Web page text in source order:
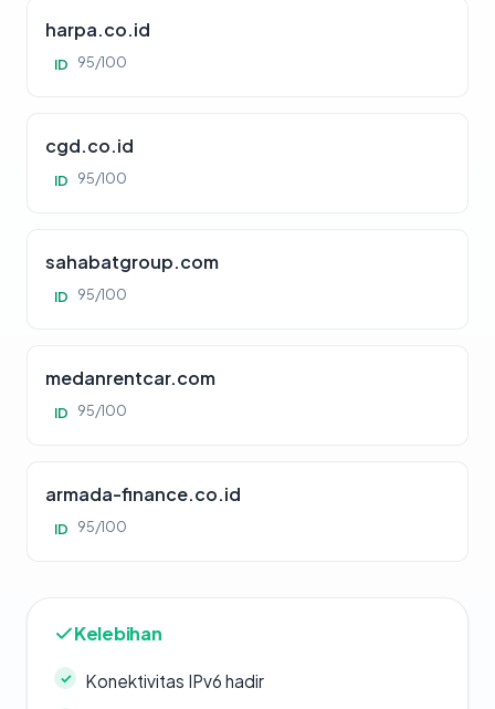
harpa.co.id
ID 95/100
cgd.co.id
ID 95/100
sahabatgroup.com
ID 95/100
medanrentcar.com
ID 95/100
armada-finance.co.id
ID 95/100
Kelebihan
Konektivitas IPv6 hadir